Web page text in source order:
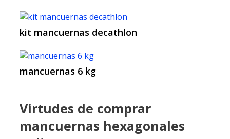
kit mancuernas decathlon
mancuernas 6 kg
Virtudes de comprar
mancuernas hexagonales